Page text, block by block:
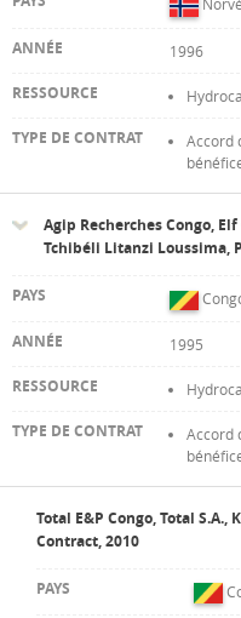
1996
Accord
Agip Recherches Congo,
Tchibéli Litanzi Loussima,
1995
Accord
Total E&P Congo, Total
Contract, 2010